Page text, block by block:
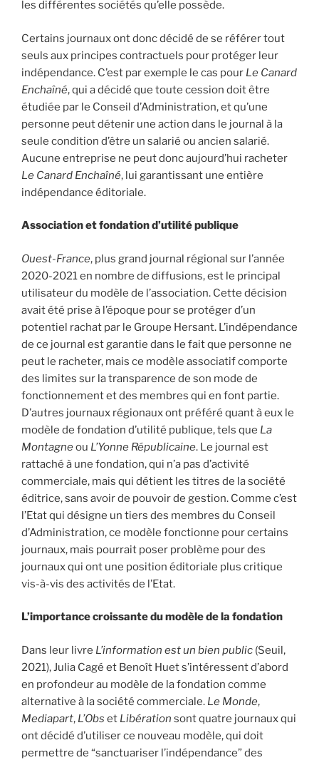
les différentes sociétés qu’elle possède.
Certains journaux ont donc décidé de se référer tout
seuls aux principes contractuels pour protéger leur
indépendance. C’est par exemple le cas pour Le Canard
Enchaîné, qui a décidé que toute cession doit être
étudiée par le Conseil d’Administration, et qu’une
personne peut détenir une action dans le journal à la
seule condition d’être un salarié ou ancien salarié.
Aucune entreprise ne peut donc aujourd’hui racheter
Le Canard Enchaîné, lui garantissant une entière
indépendance éditoriale.
Association et fondation d’utilité publique
Ouest-France, plus grand journal régional sur l’année
2020-2021 en nombre de diffusions, est le principal
utilisateur du modèle de l’association. Cette décision
avait été prise à l’époque pour se protéger d’un
potentiel rachat par le Groupe Hersant. L’indépendance
de ce journal est garantie dans le fait que personne ne
peut le racheter, mais ce modèle associatif comporte
des limites sur la transparence de son mode de
fonctionnement et des membres qui en font partie.
D’autres journaux régionaux ont préféré quant à eux le
modèle de fondation d’utilité publique, tels que La
Montagneou L’Yonne Républicaine. Le journal est
rattaché à une fondation, qui n’a pas d’activité
commerciale, mais qui détient les titres de la société
éditrice, sans avoir de pouvoir de gestion. Comme c’est
l’Etat qui désigne un tiers des membres du Conseil
d’Administration, ce modèle fonctionne pour certains
journaux, mais pourrait poser problème pour des
journaux qui ont une position éditoriale plus critique
vis-à-vis des activités de l’Etat.
L’importance croissante du modèle de la fondation
Dans leur livre L’information est un bien public (Seuil,
2021), Julia Cagé et Benoît Huet s’intéressent d’abord
en profondeur au modèle de la fondation comme
alternative à la société commerciale. Le Monde,
Mediapart, L’Obs et Libération sont quatre journaux qui
ont décidé d’utiliser ce nouveau modèle, qui doit
permettre de “sanctuariser l’indépendance” des